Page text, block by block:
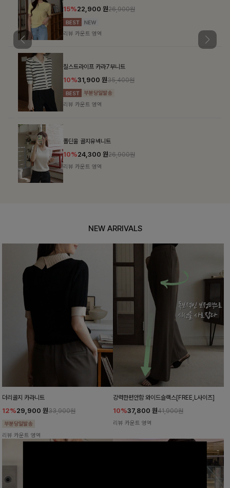
15%22,900원26,900원
리뷰 카운트 영역
칠스트라이프 카라7부니트
10%31,900원35,400원
리뷰 카운트 영역
폴딘울 골지유넥니트
10%24,300원26,900원
리뷰 카운트 영역
NEW ARRIVALS
더리골지 카라니트
12%29,900 원33,900원
리뷰 카운트 영역
강력한편안함 와이드슬랙스[FREE,L사이즈]
10%37,800 원41,900원
리뷰 카운트 영역